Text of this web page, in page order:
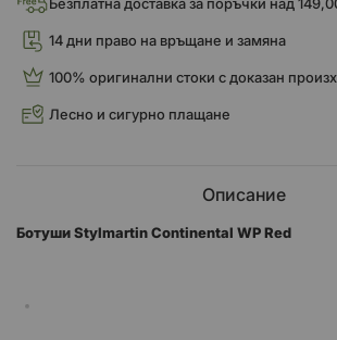
14 дни право на връщане и замяна
100% оригинални стоки с доказан
Лесно и сигурно плащане
Описание
Ботуши Stylmartin Continental WP Red